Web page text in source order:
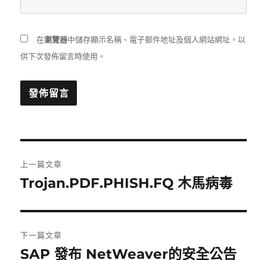
在瀏覽器中儲存顯示名稱、電子郵件地址及個人網站網址，以
供下次發佈留言時使用。
章
覽
上一篇文章
上
篇
文
章:
Trojan.PDF.PHISH.FQ 木馬病毒
下一篇文章
下
SAP 發布 NetWeaver的安全公告